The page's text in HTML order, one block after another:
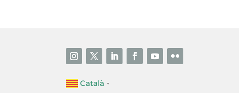
Català ▼